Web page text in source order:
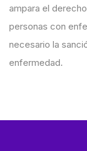
ampara el
personas con
necesario la
enfermedad.